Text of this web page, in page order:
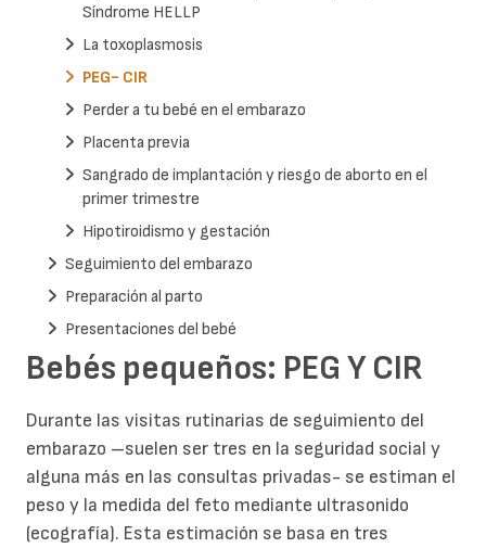
Bebés pequeños: PEG Y CIR
Durante las visitas rutinarias de seguimiento del
embarazo –suelen ser tres en la seguridad social y
alguna más en las consultas privadas- se estiman el
peso y la medida del feto mediante ultrasonido
(ecografía). Esta estimación se basa en tres
Síndrome HELLP
La toxoplasmosis
PEG- CIR
Perder a tu bebé en el embarazo
Placenta previa
Sangrado de implantación y riesgo de aborto en el
primer trimestre
Hipotiroidismo y gestación
Seguimiento del embarazo
Preparación al parto
Presentaciones del bebé